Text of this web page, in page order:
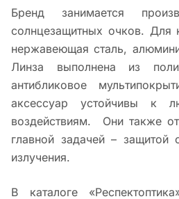
Бренд занимается
солнцезащитных очков. Для
нержавеющая сталь,
Линза выполнена из
антибликовое
аксессуар устойчивы к
воздействиям. Они также
главной задачей – защитой
излучения.
В каталоге